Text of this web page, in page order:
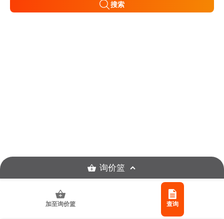
搜索
加至询价篮 查询
询价篮